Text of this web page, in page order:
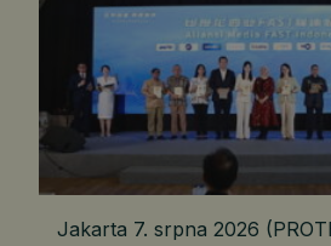
Jakarta 7. srpna 2026